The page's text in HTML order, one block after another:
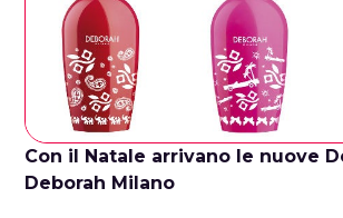
Con il Natale arrivano le nuove
Deborah Milano